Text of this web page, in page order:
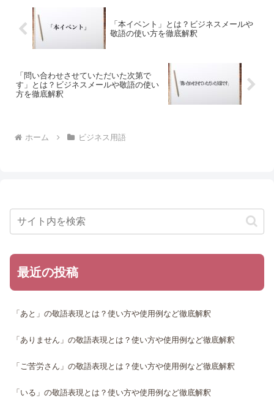
「本イベント」とは？ビジネスメールや
敬語の使い方を徹底解釈
「問い合わせさせていただいた次第で
す」とは？ビジネスメールや敬語の使い
方を徹底解釈
ホーム ビジネス用語
最近の投稿
「あと」の敬語表現とは？使い方や使用例など徹底解釈
「ありません」の敬語表現とは？使い方や使用例など徹底解釈
「ご苦労さん」の敬語表現とは？使い方や使用例など徹底解釈
「いる」の敬語表現とは？使い方や使用例など徹底解釈